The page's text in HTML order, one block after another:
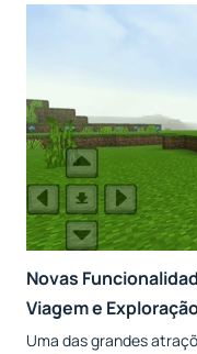
Novas
Viagem e
Uma das grandes